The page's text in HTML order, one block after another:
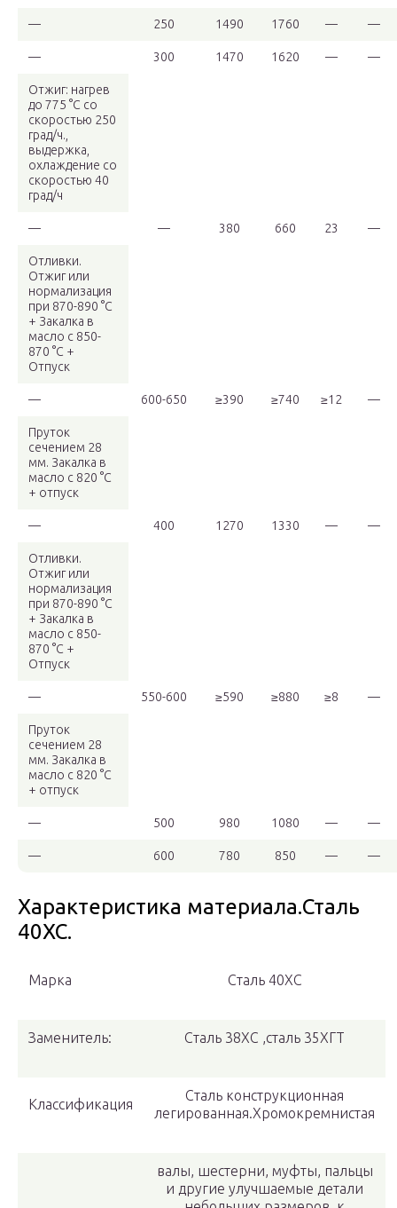
— 250 1490 1760 — —
— 300 1470 1620 — —
Отжиг: нагрев
до 775 °С со
скоростью 250
град/ч.,
выдержка,
охлаждение со
скоростью 40
град/ч
— — 380 660 23 —
Отливки.
Отжиг или
нормализация
при 870-890 °C
+ Закалка в
масло с 850-
870 °C +
Отпуск
— 600-650 ≥390 ≥740 ≥12 —
Пруток
сечением 28
мм. Закалка в
масло с 820 °С
+ отпуск
— 400 1270 1330 — —
Отливки.
Отжиг или
нормализация
при 870-890 °C
+ Закалка в
масло с 850-
870 °C +
Отпуск
— 550-600 ≥590 ≥880 ≥8 —
Пруток
сечением 28
мм. Закалка в
масло с 820 °С
+ отпуск
— 500 980 1080 — —
— 600 780 850 — —
Характеристика материала.Сталь
40ХС.
Марка Сталь 40ХС
Заменитель: Сталь 38ХС ,сталь 35ХГТ
Классификация
Сталь конструкционная
легированная.Хромокремнистая
валы, шестерни, муфты, пальцы
и другие улучшаемые детали